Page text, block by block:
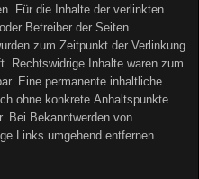
Für die Inhalte der verlinkten
Betreiber der Seiten
zum Zeitpunkt der Verlinkung
Rechtswidrige Inhalte waren zum
Eine permanente inhaltliche
ohne konkrete Anhaltspunkte
Bei Bekanntwerden von
Links umgehend entfernen.